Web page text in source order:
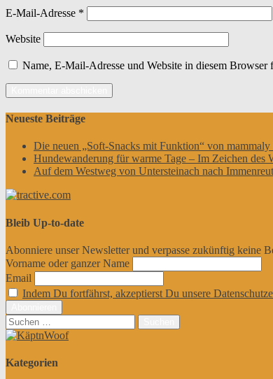
E-Mail-Adresse *
Website
Name, E-Mail-Adresse und Website in diesem Browser
Neueste Beiträge
Die neuen „Soft-Snacks mit Funktion“ von mammaly
Hundewanderung für warme Tage – Im Zeichen des
Auf dem Westweg von Untersteinach nach
Bleib Up-to-date
Abonniere unser Newsletter und verpasse zukünftig keine
Vorname oder ganzer Name
Email
Indem Du fortfährst, akzeptierst Du unsere
Suchen
nach:
Kategorien